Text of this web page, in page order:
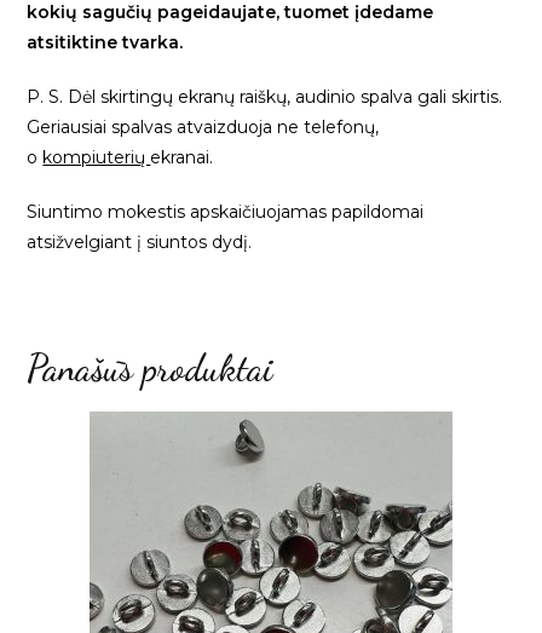
kokių sagučių pageidaujate, tuomet įdedame
atsitiktine tvarka.
P. S. Dėl skirtingų ekranų raiškų, audinio spalva gali skirtis.
Geriausiai spalvas atvaizduoja ne telefonų,
okompiuterių ekranai.
Siuntimo mokestis apskaičiuojamas papildomai
atsižvelgiant į siuntos dydį.
Panašūs produktai